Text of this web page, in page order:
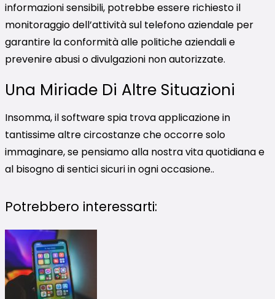
informazioni sensibili, potrebbe essere richiesto il
monitoraggio dell’attività sul telefono aziendale per
garantire la conformità alle politiche aziendali e
prevenire abusi o divulgazioni non autorizzate.
Una Miriade Di Altre Situazioni
Insomma, il software spia trova applicazione in
tantissime altre circostanze che occorre solo
immaginare, se pensiamo alla nostra vita quotidiana e
al bisogno di sentici sicuri in ogni occasione..
Potrebbero interessarti: